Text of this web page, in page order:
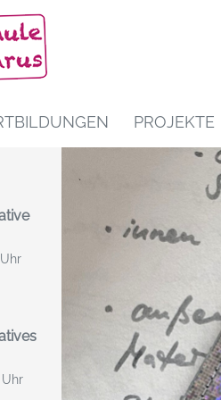
PROJEKTE
Uhr